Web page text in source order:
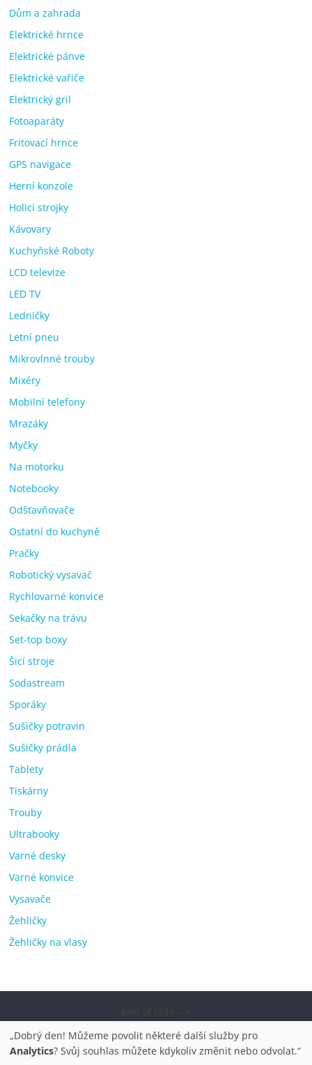
Dům a zahrada
Elektrické hrnce
Elektrické pánve
Elektrické vařiče
Elektrický gril
Fotoaparáty
Fritovací hrnce
GPS navigace
Herní konzole
Holicí strojky
Kávovary
Kuchyňské Roboty
LCD televize
LED TV
Ledničky
Letní pneu
Mikrovlnné trouby
Mixéry
Mobilní telefony
Mrazáky
Myčky
Na motorku
Notebooky
Odšťavňovače
Ostatní do kuchyně
Pračky
Robotický vysavač
Rychlovarné konvice
Sekačky na trávu
Set-top boxy
Šicí stroje
Sodastream
Sporáky
Sušičky potravin
Sušičky prádla
Tablety
Tiskárny
Trouby
Ultrabooky
Varné desky
Varné konvice
Vysavače
Žehličky
Žehličky na vlasy
pračky, televize, notebooky, mobilní telefony, kávovary,
bazény. Všechna práva vyhrazena.
„Dobrý den! Můžeme povolit některé další služby pro
Analytics? Svůj souhlas můžete kdykoliv změnit nebo odvolat.“